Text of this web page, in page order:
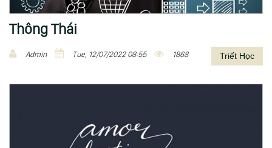
Thông Thái
Admin Tue, 12/07/2022 08:55 1868 Triết Học